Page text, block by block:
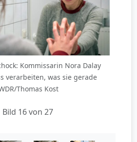
Kommissarin Nora Dalay
verarbeiten, was sie gerade
Thomas Kost
Bild 16 von 27